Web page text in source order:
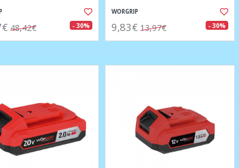
48,42€ - 30%
WORGRIP
9,83€ 13,97€ - 30%